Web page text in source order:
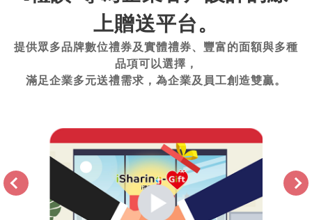
上贈送平台。
提供眾多品牌數位禮券及實體禮券、豐富的面額與多種
品項可以選擇，
滿足企業多元送禮需求，為企業及員工創造雙贏。